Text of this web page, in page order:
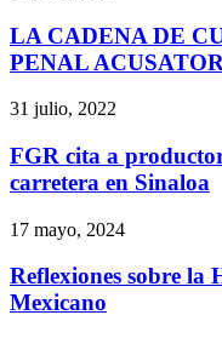
LA CADENA DE
PENAL
31 julio, 2022
FGR cita a
carretera en Sinaloa
17 mayo, 2024
Reflexiones sobre la
Mexicano